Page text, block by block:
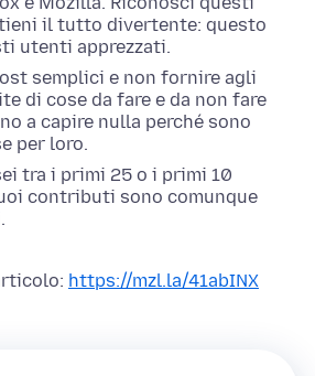
il tutto divertente: questo
utenti apprezzati.
semplici e non fornire agli
di cose da fare e da non fare
a capire nulla perché sono
per loro.
tra i primi 25 o i primi 10
contributi sono comunque
https://mzl.la/41abINX